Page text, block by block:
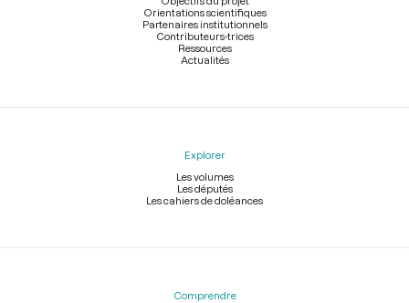
Orientations scientifiques
Partenaires institutionnels
Contributeurs-trices
Ressources
Actualités
Explorer
Les volumes
Les députés
Les cahiers de doléances
Comprendre